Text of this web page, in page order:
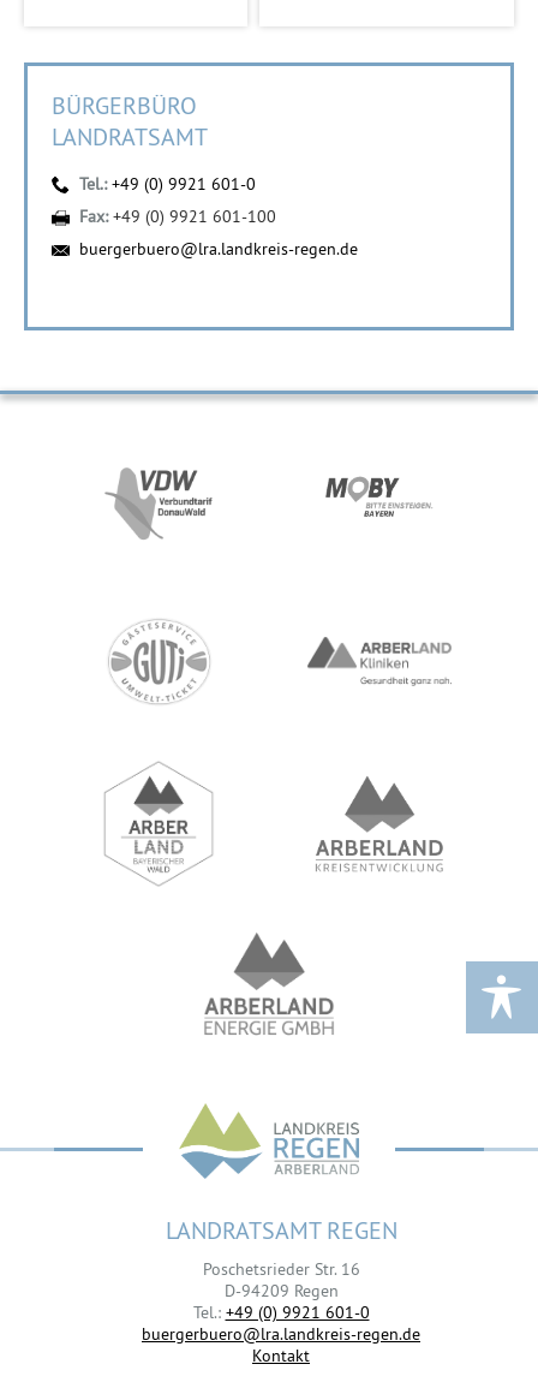
BÜRGERBÜRO
LANDRATSAMT
Tel.:+49 (0) 9921 601-0
Fax:+49 (0) 9921 601-100
buergerbuero@lra.landkreis-regen.de
LANDRATSAMT REGEN
Poschetsrieder Str. 16
D-94209 Regen
Tel.: +49 (0) 9921 601-0
buergerbuero@lra.landkreis-regen.de
Kontakt